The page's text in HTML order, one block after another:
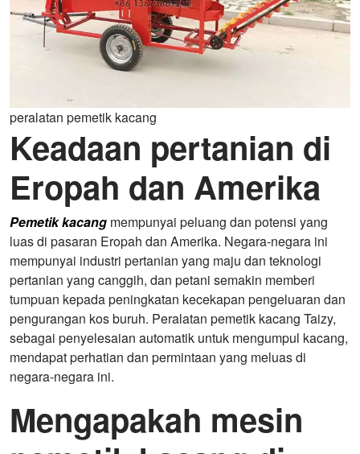
peralatan pemetik kacang
Keadaan pertanian di
Eropah dan Amerika
Pemetik kacang mempunyai peluang dan potensi yang
luas di pasaran Eropah dan Amerika. Negara-negara ini
mempunyai industri pertanian yang maju dan teknologi
pertanian yang canggih, dan petani semakin memberi
tumpuan kepada peningkatan kecekapan pengeluaran dan
pengurangan kos buruh. Peralatan pemetik kacang Taizy,
sebagai penyelesaian automatik untuk mengumpul kacang,
mendapat perhatian dan permintaan yang meluas di
negara-negara ini.
Mengapakah mesin